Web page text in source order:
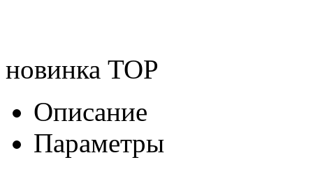
новинка TOP
Описание
Параметры